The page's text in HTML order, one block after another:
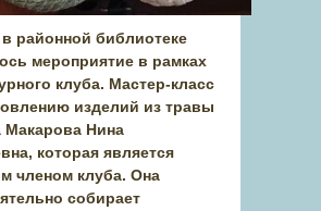
районной библиотеке
мероприятие в рамках
клуба. Мастер-класс
изделий из травы
Макарова Нина
которая является
членом клуба. Она
собирает